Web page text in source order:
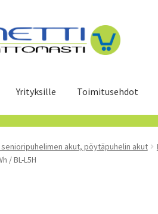
Yrityksille Toimitusehdot
akut, pöytäpuhelin akut
/ BL-L5H